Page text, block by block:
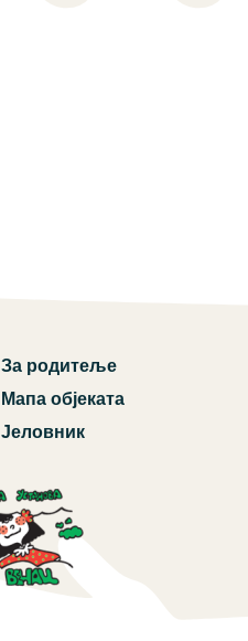
За родитеље
Мапа објеката
Јеловник